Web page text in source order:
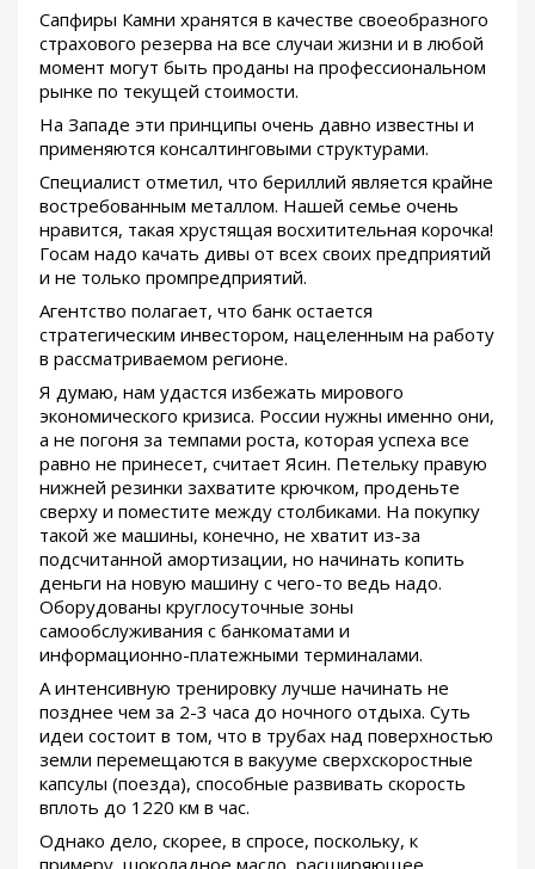
Сапфиры Камни хранятся в качестве своеобразного
страхового резерва на все случаи жизни и в любой
момент могут быть проданы на профессиональном
рынке по текущей стоимости.
На Западе эти принципы очень давно известны и
применяются консалтинговыми структурами.
Специалист отметил, что бериллий является крайне
востребованным металлом. Нашей семье очень
нравится, такая хрустящая восхитительная корочка!
Госам надо качать дивы от всех своих предприятий
и не только промпредприятий.
Агентство полагает, что банк остается
стратегическим инвестором, нацеленным на работу
в рассматриваемом регионе.
Я думаю, нам удастся избежать мирового
экономического кризиса. России нужны именно они,
а не погоня за темпами роста, которая успеха все
равно не принесет, считает Ясин. Петельку правую
нижней резинки захватите крючком, проденьте
сверху и поместите между столбиками. На покупку
такой же машины, конечно, не хватит из-за
подсчитанной амортизации, но начинать копить
деньги на новую машину с чего-то ведь надо.
Оборудованы круглосуточные зоны
самообслуживания с банкоматами и
информационно-платежными терминалами.
А интенсивную тренировку лучше начинать не
позднее чем за 2-3 часа до ночного отдыха. Суть
идеи состоит в том, что в трубах над поверхностью
земли перемещаются в вакууме сверхскоростные
капсулы (поезда), способные развивать скорость
вплоть до 1220 км в час.
Однако дело, скорее, в спросе, поскольку, к